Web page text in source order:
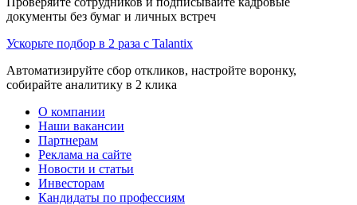
документы без бумаг и личных встреч
Ускорьте подбор в 2 раза с Talantix
Автоматизируйте сбор откликов, настройте воронку,
собирайте аналитику в 2 клика
О компании
Наши вакансии
Партнерам
Реклама на сайте
Новости и статьи
Инвесторам
Кандидаты по профессиям